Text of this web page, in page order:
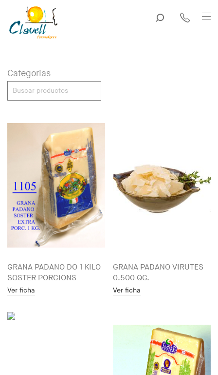
Categorias
GRANA PADANO DO 1 KILO
SOSTER PORCIONS
Ver ficha
GRANA PADANO VIRUTES
0.500 QG.
Ver ficha